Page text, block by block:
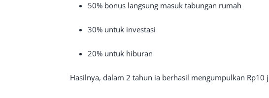
50% bonus langsung masuk tabungan rumah
30% untuk investasi
20% untuk hiburan
Hasilnya, dalam 2 tahun ia berhasil mengumpulkan Rp10